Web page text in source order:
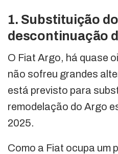
1. Substituição
descontinuação
O Fiat Argo, há quase
não sofreu grandes
está previsto para
remodelação do Argo
2025.
Como a Fiat ocupa um